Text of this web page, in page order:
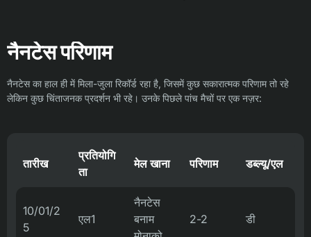
नैनटेस परिणाम
नैनटेस का हाल ही में मिला-जुला रिकॉर्ड रहा है, जिसमें कुछ सकारात्मक परिणाम तो रहे
लेकिन कुछ चिंताजनक प्रदर्शन भी रहे। उनके पिछले पांच मैचों पर एक नज़र:
तारीख
प्रतियोगि
ता
मेल खाना परिणाम डब्ल्यू/एल
10/01/2
5
एल1
नैनटेस
बनाम
2-2 डी